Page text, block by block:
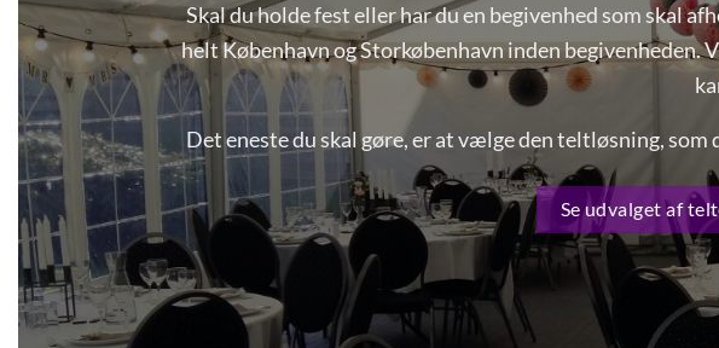
Skal du holde fest eller har du en begivenhed som skal
helt København og Storkøbenhavn inden
Det eneste du skal gøre, er at vælge den teltløsning,
Se udvalget af